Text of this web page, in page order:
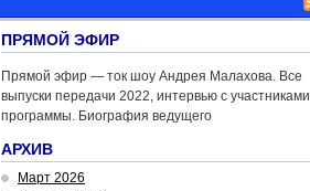
ПРЯМОЙ ЭФИР
Прямой эфир — ток шоу Андрея Малахова. Все
выпуски передачи 2022, интервью с участниками
программы. Биография ведущего
АРХИВ
Март 2026